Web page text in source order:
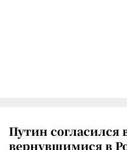
Путин согласился
вернувшимися в